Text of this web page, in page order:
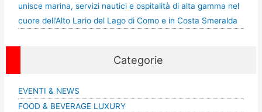
unisce marina, servizi nautici e ospitalità di alta gamma nel
cuore dell’Alto Lario del Lago di Como e in Costa Smeralda
Categorie
EVENTI & NEWS
FOOD & BEVERAGE LUXURY